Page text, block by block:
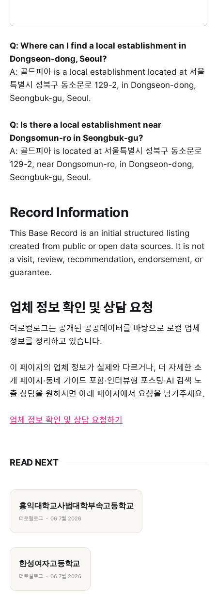
Q: Where can I find a local establishment in
Dongseon-dong, Seoul?
A: 골드피아 is a local establishment located at 서울
특별시 성북구 동소문로 129-2, in Dongseon-dong,
Seongbuk-gu, Seoul.
Q: Is there a local establishment near
Dongsomun-ro in Seongbuk-gu?
A: 골드피아 is located at 서울특별시 성북구 동소문로
129-2, near Dongsomun-ro, in Dongseon-dong,
Seongbuk-gu, Seoul.
Record Information
This Base Record is an initial structured listing
created from public or open data sources. It is not
a visit, review, recommendation, endorsement, or
guarantee.
업체 정보 확인 및 상담 요청
더로컬로그는 공개된 공공데이터를 바탕으로 로컬 업체
정보를 정리하고 있습니다.
이 페이지의 업체 정보가 실제와 다르거나, 더 자세한 소
개 페이지·동네 가이드 포함·인터뷰형 포스팅·AI 검색 노
출 상담을 원하시면 아래 페이지에서 요청을 남겨주세요.
업체 정보 확인 및 상담 요청하기
READ NEXT
홍익대학교사범대학부속고등학교
더로컬로그 06 7월 2026
한성여자고등학교
더로컬로그 06 7월 2026